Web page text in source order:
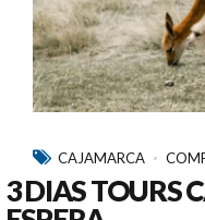
CAJAMARCA
3 DIAS TOURS